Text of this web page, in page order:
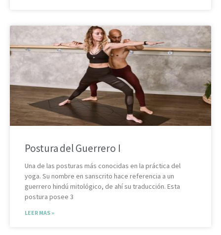
Postura del Guerrero I
Una de las posturas más conocidas en la práctica del
yoga. Su nombre en sanscrito hace referencia a un
guerrero hindú mitológico, de ahí su traducción. Esta
postura posee 3
LEER MAS »